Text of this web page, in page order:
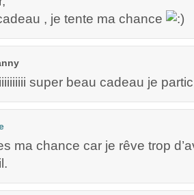
, je tente ma chance
super beau cadeau je
ma chance car je rêve trop